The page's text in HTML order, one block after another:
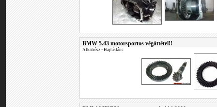
BMW 5.43 motorsportos végáttétel!!
Alkatrész • Hajtáslánc